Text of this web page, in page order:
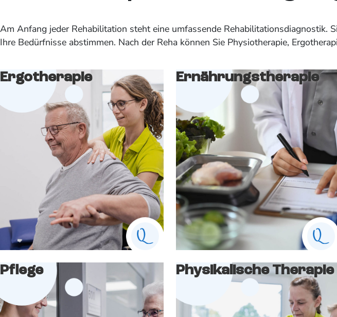
Am Anfang jeder Rehabilitation steht eine umfassende
Ihre Bedürfnisse abstimmen. Nach der Reha können Sie Physiotherapie,
Ergotherapie Ernährungstherapie
Pflege Physikalische Therapie